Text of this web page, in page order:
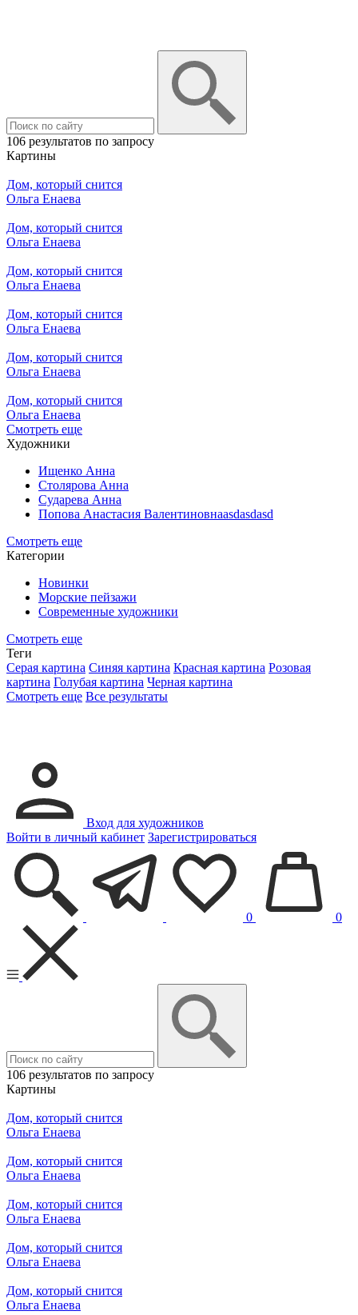
106 результатов по запросу
Картины
Дом, который снится
Ольга Енаева
Дом, который снится
Ольга Енаева
Дом, который снится
Ольга Енаева
Дом, который снится
Ольга Енаева
Дом, который снится
Ольга Енаева
Дом, который снится
Ольга Енаева
Смотреть еще
Художники
Ищенко Анна
Столярова Анна
Сударева Анна
Попова Анастасия Валентиновнаasdasdasd
Смотреть еще
Категории
Новинки
Морские пейзажи
Современные художники
Смотреть еще
Теги
Серая картина Синяя картина Красная картина Розовая
картина Голубая картина Черная картина
Смотреть еще Все результаты
Вход для художников
Войти в личный кабинет Зарегистрироваться
0 0
106 результатов по запросу
Картины
Дом, который снится
Ольга Енаева
Дом, который снится
Ольга Енаева
Дом, который снится
Ольга Енаева
Дом, который снится
Ольга Енаева
Дом, который снится
Ольга Енаева